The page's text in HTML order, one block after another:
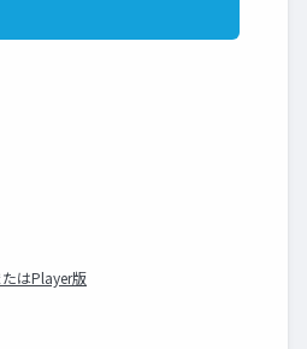
たはPlayer版